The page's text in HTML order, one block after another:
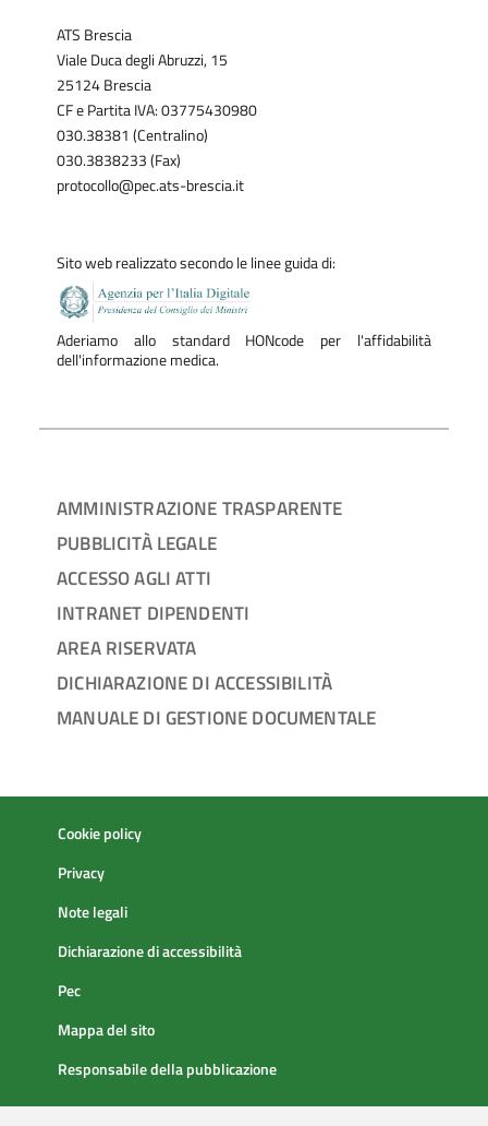
ATS Brescia
Viale Duca degli Abruzzi, 15
25124 Brescia
CF e Partita IVA: 03775430980
030.38381 (Centralino)
030.3838233 (Fax)
protocollo@pec.ats-brescia.it
Sito web realizzato secondo le linee guida di:
Aderiamo allo standard HONcode per l'affidabilità
dell'informazione medica.
AMMINISTRAZIONE TRASPARENTE
PUBBLICITÀ LEGALE
ACCESSO AGLI ATTI
INTRANET DIPENDENTI
AREA RISERVATA
DICHIARAZIONE DI ACCESSIBILITÀ
MANUALE DI GESTIONE DOCUMENTALE
Cookie policy
Privacy
Note legali
Dichiarazione di accessibilità
Pec
Mappa del sito
Responsabile della pubblicazione